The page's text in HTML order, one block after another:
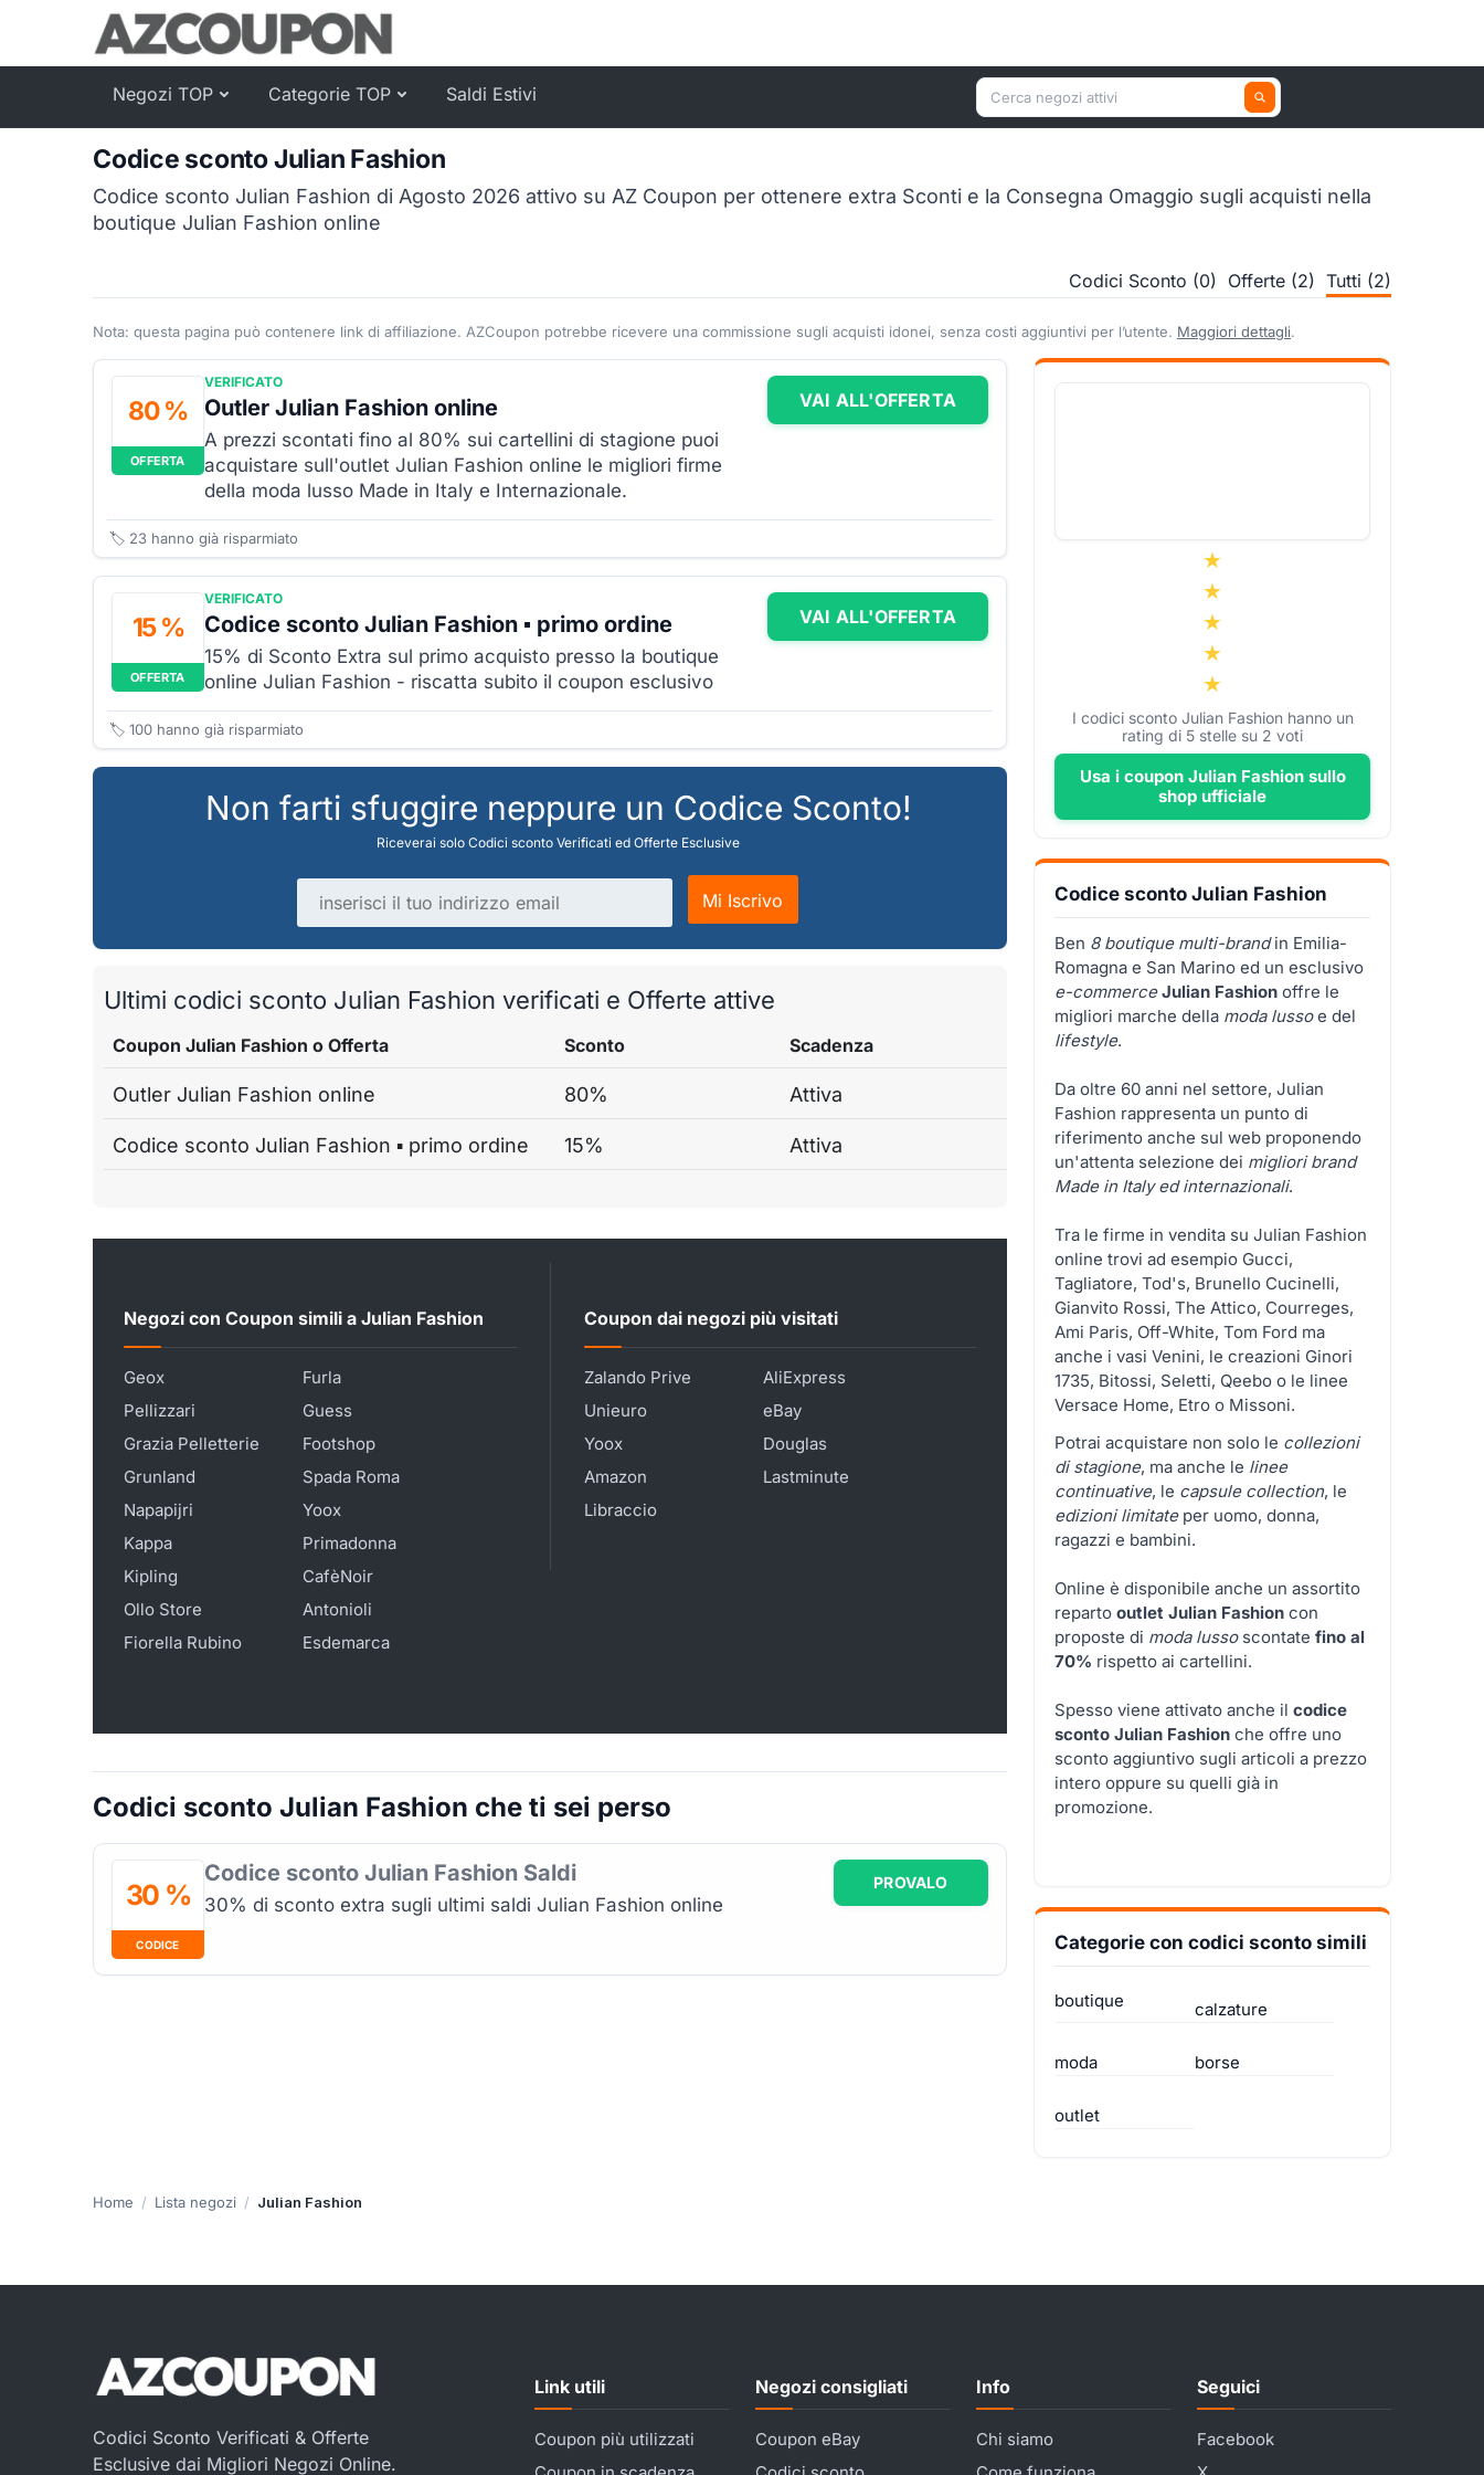
Negozi TOP Categorie TOP Saldi Estivi
Cerca un negozio attivo
Codice sconto Julian Fashion
Codice sconto Julian Fashion di Agosto 2026 attivo su AZ Coupon per ottenere extra Sconti e la Consegna Omaggio sugli acquisti nella
boutique Julian Fashion online
Codici Sconto (0) Offerte (2) Tutti (2)
Nota: questa pagina può contenere link di affiliazione. AZCoupon potrebbe ricevere una commissione sugli acquisti idonei, senza costi aggiuntivi per l’utente. Maggiori dettagli.
80 %
OFFERTA
VERIFICATO
Outler Julian Fashion online
A prezzi scontati fino al 80% sui cartellini di stagione puoi
acquistare sull'outlet Julian Fashion online le migliori firme
della moda lusso Made in Italy e Internazionale.
VAI ALL'OFFERTA
🏷️ 23 hanno già risparmiato
15 %
OFFERTA
VERIFICATO
Codice sconto Julian Fashion ▪ primo ordine
15% di Sconto Extra sul primo acquisto presso la boutique
online Julian Fashion - riscatta subito il coupon esclusivo
VAI ALL'OFFERTA
🏷️ 100 hanno già risparmiato
Non farti sfuggire neppure un Codice Sconto!
Riceverai solo Codici sconto Verificati ed Offerte Esclusive
Indirizzo email
Mi Iscrivo
Ultimi codici sconto Julian Fashion verificati e Offerte attive
Coupon Julian Fashion o Offerta Sconto Scadenza
Outler Julian Fashion online 80% Attiva
Codice sconto Julian Fashion ▪ primo ordine 15% Attiva
Negozi con Coupon simili a Julian Fashion
Geox
Furla
Pellizzari
Guess
Grazia Pelletterie
Footshop
Grunland
Spada Roma
Napapijri
Yoox
Kappa
Primadonna
Kipling
CafèNoir
Ollo Store
Antonioli
Fiorella Rubino
Esdemarca
Coupon dai negozi più visitati
Zalando Prive
AliExpress
Unieuro
eBay
Yoox
Douglas
Amazon
Lastminute
Libraccio
Codici sconto Julian Fashion che ti sei perso
30 %
CODICE
Codice sconto Julian Fashion Saldi
30% di sconto extra sugli ultimi saldi Julian Fashion online
PROVALO
I codici sconto Julian Fashion hanno un
rating di 5 stelle su 2 voti
Usa i coupon Julian Fashion sullo
shop ufficiale
Codice sconto Julian Fashion
Ben 8 boutique multi-brandin Emilia-
Romagna e San Marino ed un esclusivo
e-commerce Julian Fashion offre le
migliori marche della moda lussoe del
lifestyle.
Da oltre 60 anni nel settore, Julian
Fashion rappresenta un punto di
riferimento anche sul web proponendo
un'attenta selezione dei migliori brand
Made in Italy ed internazionali.
Tra le firme in vendita su Julian Fashion
online trovi ad esempio Gucci,
Tagliatore, Tod's, Brunello Cucinelli,
Gianvito Rossi, The Attico, Courreges,
Ami Paris, Off-White, Tom Ford ma
anche i vasi Venini, le creazioni Ginori
1735, Bitossi, Seletti, Qeebo o le linee
Versace Home, Etro o Missoni.
Potrai acquistare non solo le collezioni
di stagione, ma anche le linee
continuative, le capsule collection, le
edizioni limitate per uomo, donna,
ragazzi e bambini.
Online è disponibile anche un assortito
reparto outlet Julian Fashion con
proposte di moda lussoscontate fino al
70% rispetto ai cartellini.
Spesso viene attivato anche il codice
sconto Julian Fashion che offre uno
sconto aggiuntivo sugli articoli a prezzo
intero oppure su quelli già in
promozione.
Categorie con codici sconto simili
boutique calzature
moda borse
outlet
Home Lista negozi Julian Fashion
Codici Sconto Verificati & Offerte
Esclusive dai Migliori Negozi Online.
Link utili
Coupon più utilizzati
Negozi consigliati
Coupon eBay
Info
Chi siamo
Seguici
Facebook